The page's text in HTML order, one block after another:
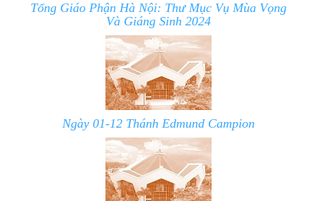
Tổng Giáo Phận Hà Nội: Thư Mục Vụ Mùa Vọng
Và Giáng Sinh 2024
Ngày 01-12 Thánh Edmund Campion